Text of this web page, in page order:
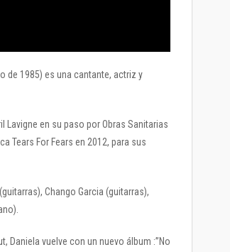
de 1985) es una cantante, actriz y
en su paso por Obras Sanitarias
Tears For Fears en 2012, para sus
Chango Garcia (guitarras),
Daniela vuelve con un nuevo álbum :”No